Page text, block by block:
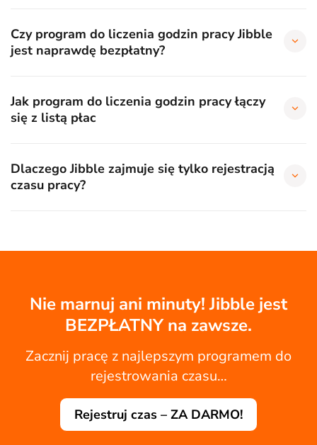
Czy program do liczenia godzin pracy Jibble
jest naprawdę bezpłatny?
Jak program do liczenia godzin pracy łączy
się z listą płac
Dlaczego Jibble zajmuje się tylko rejestracją
czasu pracy?
Nie marnuj ani minuty! Jibble jest
BEZPŁATNY na zawsze.
Zacznij pracę z najlepszym programem do
rejestrowania czasu…
Rejestruj czas – ZA DARMO!